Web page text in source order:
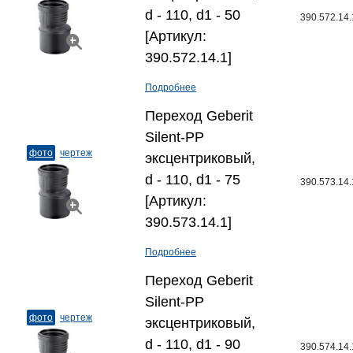
d - 110, d1 - 50
[Артикул:
390.572.14.1]
Подробнее
фото чертеж
Переход Geberit
Silent-PP
эксцентриковый,
d - 110, d1 - 75
[Артикул:
390.573.14.1]
Подробнее
фото чертеж
Переход Geberit
Silent-PP
эксцентриковый,
d - 110, d1 - 90